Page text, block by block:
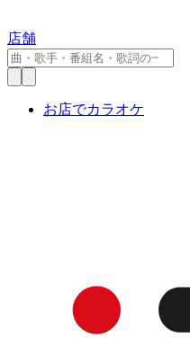
店舗
お店でカラオケ